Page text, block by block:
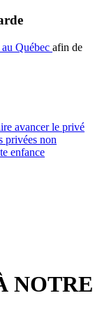
Québec afin de
avancer le privé
privées non
enfance
NOTRE